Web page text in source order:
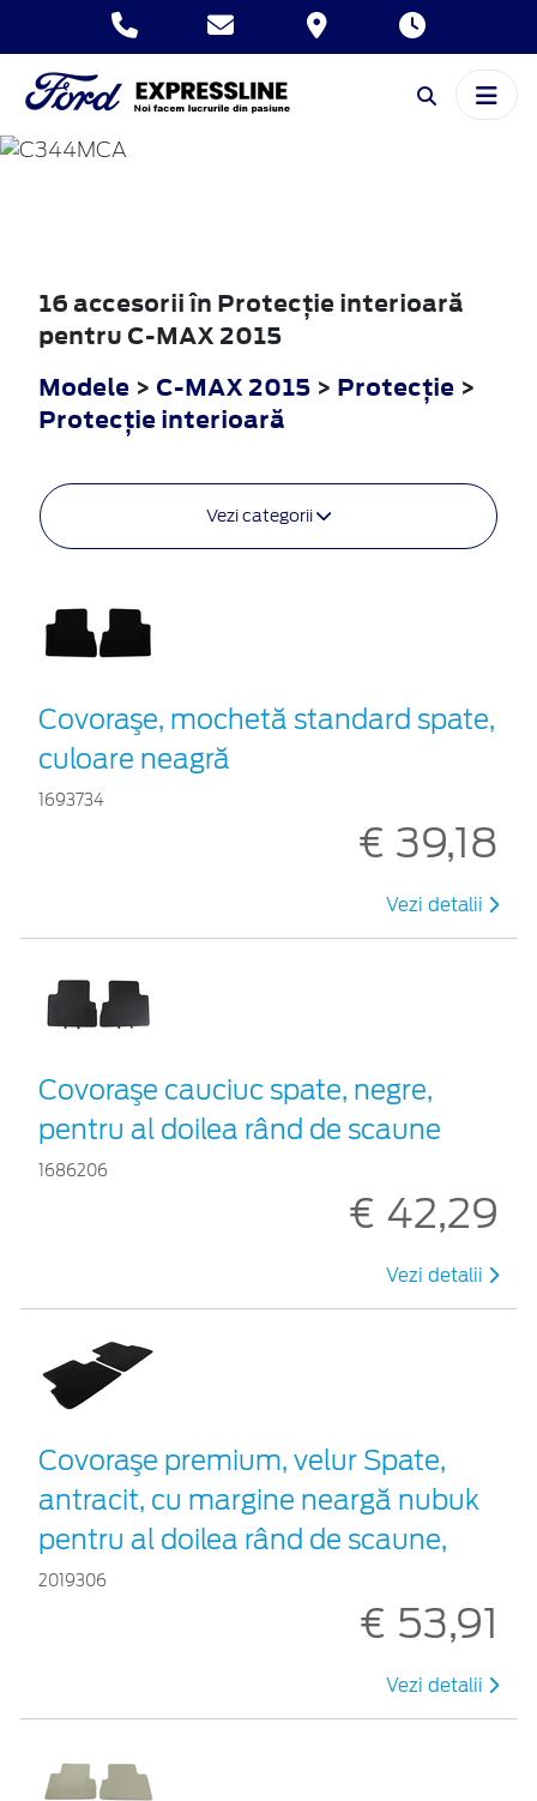
C-MAX
16 accesorii în Protecţie interioară
pentru C-MAX 2015
Modele > C-MAX 2015 > Protecţie >
Protecţie interioară
Vezi categorii
Covoraşe, mochetă standard spate,
culoare neagră
1693734
€ 39,18
Vezi detalii
Covoraşe cauciuc spate, negre,
pentru al doilea rând de scaune
1686206
€ 42,29
Vezi detalii
Covoraşe premium, velur Spate,
antracit, cu margine neargă nubuk
pentru al doilea rând de scaune,
2019306
€ 53,91
Vezi detalii